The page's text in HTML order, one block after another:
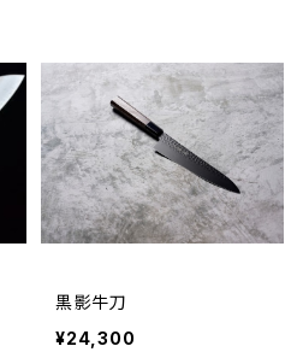
黒影牛刀
¥24,300